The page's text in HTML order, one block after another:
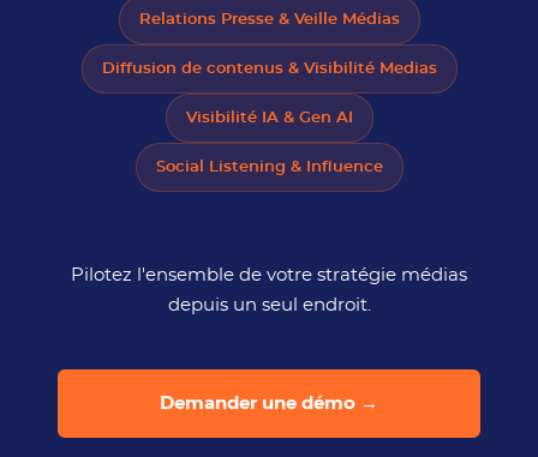
Relations Presse & Veille Médias
Diffusion de contenus & Visibilité Medias
Visibilité IA & Gen AI
Social Listening & Influence
Pilotez l'ensemble de votre stratégie médias
depuis un seul endroit.
Demander une démo →